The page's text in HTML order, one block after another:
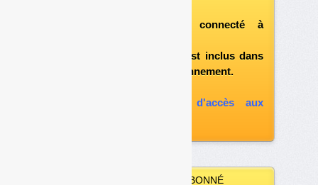
après vous être connecté à
et si le document est inclus dans
votre formule d'abonnement.
souscrire à l'option d'accès aux
VOUS N’ÊTES PAS ABONNÉ